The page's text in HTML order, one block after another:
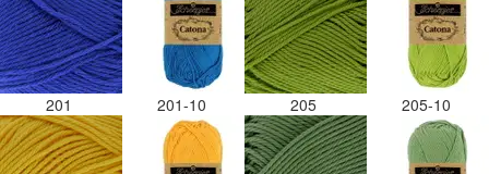
201 201-10 205 205-10